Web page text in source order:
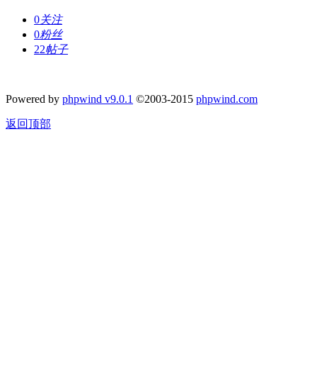
0关注
0粉丝
22帖子
Powered by phpwind v9.0.1 ©2003-2015 phpwind.com
返回顶部